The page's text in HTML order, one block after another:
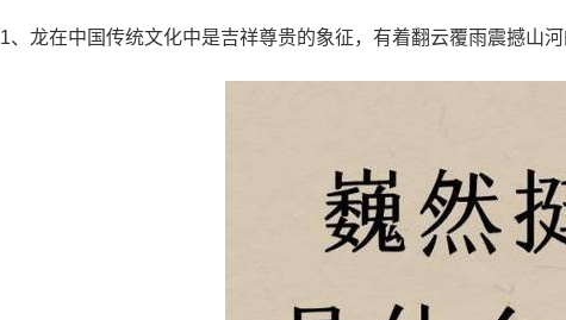
1、龙在中国传统文化中是吉祥尊贵的象征，有着翻云覆雨震撼山